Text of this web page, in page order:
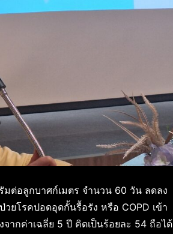
ต่อลูกบาศก์เมตร จำนวน 60 วัน ลดลง
ยโรคปอดอุดกั้นรื้อรัง หรือ COPD เข้า
ากค่าเฉลี่ย 5 ปี คิดเป็นร้อยละ 54 ถือได้